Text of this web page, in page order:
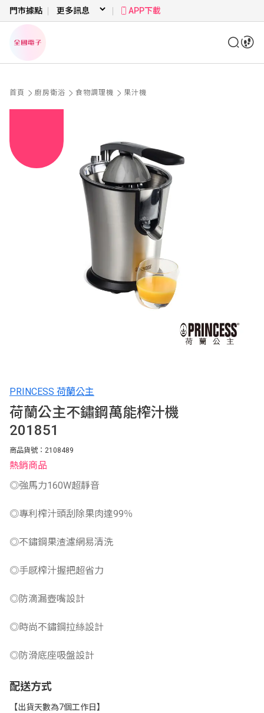
門市據點 APP下載
首頁 廚房衛浴 食物調理機 果汁機
PRINCESS 荷蘭公主
荷蘭公主不鏽鋼萬能榨汁機
201851
商品貨號：2108489
熱銷商品
◎強馬力160W超靜音
◎專利榨汁頭刮除果肉達99％
◎不鏽鋼果渣濾網易清洗
◎手感榨汁握把超省力
◎防滴漏壺嘴設計
◎時尚不鏽鋼拉絲設計
◎防滑底座吸盤設計
配送方式
【出貨天數為7個工作日】